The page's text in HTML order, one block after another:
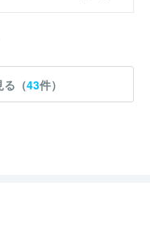
: 品質管理職
る（43件）